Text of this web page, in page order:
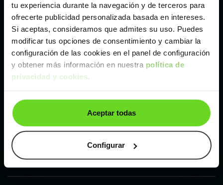
tu experiencia durante la navegación y de terceros para
ofrecerte publicidad personalizada basada en intereses.
Si aceptas, consideramos que admites su uso. Puedes
modificar tus opciones de consentimiento y cambiar la
configuración de las cookies en el panel de configuración
y obtener más información en nuestra política de
privacidad y cookies.
Aceptar todas
Configurar
Alicante
Córdoba
Madrid
Málaga
Valencia
Zaragoza